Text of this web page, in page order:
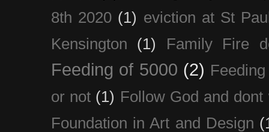
8th 2020 (1) eviction at St
Kensington
(1) Family Fire
Feeding of 5000 (2)
or not (1) Follow God and dont
Foundation in Art and Design